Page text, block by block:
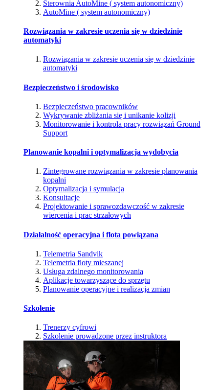
Sterownia AutoMine ( system autonomiczny)
AutoMine ( system autonomiczny)
Rozwiązania w zakresie uczenia się w dziedzinie
automatyki
Rozwiązania w zakresie uczenia się w dziedzinie
automatyki
Bezpieczeństwo i środowisko
Bezpieczeństwo pracowników
Wykrywanie zbliżania się i unikanie kolizji
Monitorowanie i kontrola pracy rozwiązań Ground
Support
Planowanie kopalni i optymalizacja wydobycia
Zintegrowane rozwiązania w zakresie planowania
kopalni
Optymalizacja i symulacja
Konsultacje
Projektowanie i sprawozdawczość w zakresie
wiercenia i prac strzałowych
Działalność operacyjna i flota powiązana
Telemetria Sandvik
Telemetria floty mieszanej
Usługa zdalnego monitorowania
Aplikacje towarzyszące do sprzętu
Planowanie operacyjne i realizacja zmian
Szkolenie
Trenerzy cyfrowi
Szkolenie prowadzone przez instruktora